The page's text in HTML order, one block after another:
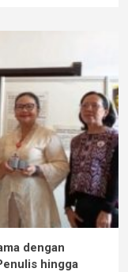
dengan
hingga